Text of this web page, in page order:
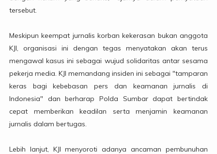
tersebut.
Meskipun keempat jurnalis korban kekerasan bukan anggota
KJI, organisasi ini dengan tegas menyatakan akan terus
mengawal kasus ini sebagai wujud solidaritas antar sesama
pekerja media. KJI memandang insiden ini sebagai "tamparan
keras bagi kebebasan pers dan keamanan jurnalis di
Indonesia" dan berharap Polda Sumbar dapat bertindak
cepat memberikan keadilan serta menjamin keamanan
jurnalis dalam bertugas.
Lebih lanjut, KJI menyoroti adanya ancaman pembunuhan